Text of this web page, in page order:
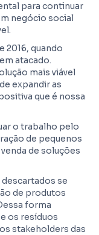
para continuar
negócio social
2016, quando
atacado.
mais viável
expandir as
que é nossa
o trabalho pelo
de pequenos
de soluções
se
de produtos
forma
os resíduos
stakeholders das